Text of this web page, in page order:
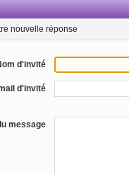
nouvelle réponse
d'invité
d'invité
message